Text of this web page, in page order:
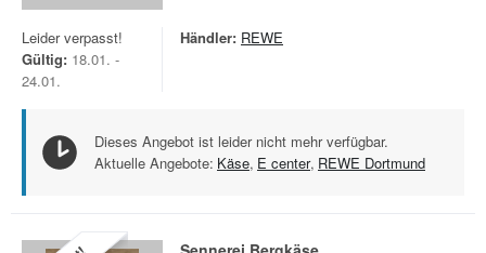
Leider verpasst!
Gültig: 18.01. -
24.01.
Händler: REWE
Dieses Angebot ist leider nicht mehr verfügbar.
Aktuelle Angebote: Käse, E center, REWE Dortmund